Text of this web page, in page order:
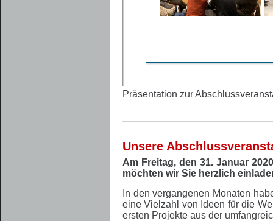
Präsentation zur
Unsere
Am Freitag, den 31. Januar
möchten wir Sie herzlich
In den vergangenen Monaten
eine Vielzahl von Ideen für die
ersten Projekte aus der